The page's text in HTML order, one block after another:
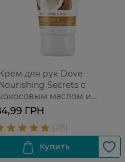
для рук Dove
Secrets с
маслом и
молочком 75
мл
ГРН